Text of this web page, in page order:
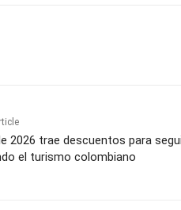
2026 trae descuentos para
el turismo colombiano